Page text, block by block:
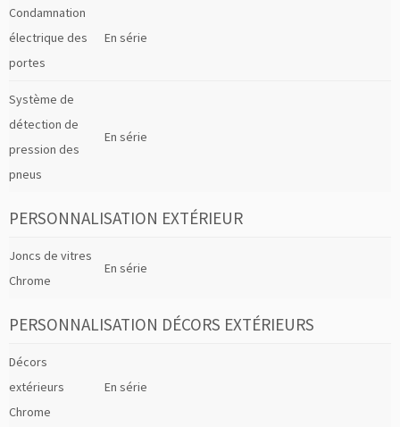
Condamnation
électrique des
portes
En série
Système de
détection de
pression des
pneus
En série
PERSONNALISATION EXTÉRIEUR
Joncs de vitres
Chrome
En série
PERSONNALISATION DÉCORS EXTÉRIEURS
Décors
extérieurs
Chrome
En série